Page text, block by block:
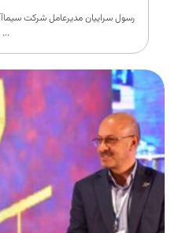
رسول سراییان مدیرعامل شرکت
...